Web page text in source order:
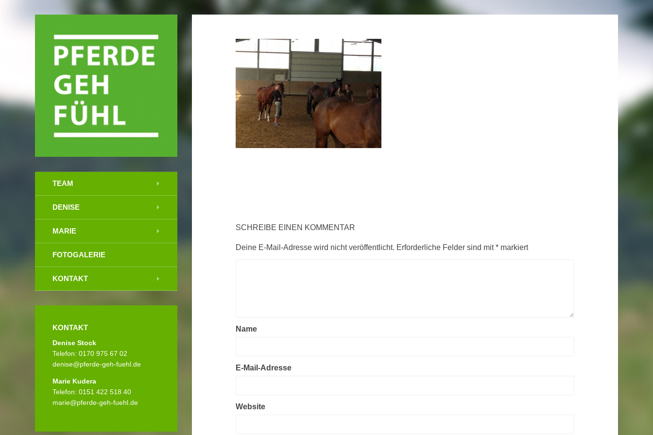
TEAM
DENISE
MARIE
FOTOGALERIE
KONTAKT
KONTAKT
Denise Stock
Telefon: 0170 975 67 02
denise@pferde-geh-fuehl.de
Marie Kudera
Telefon: 0151 422 518 40
marie@pferde-geh-fuehl.de
SCHREIBE EINEN KOMMENTAR
Deine E-Mail-Adresse wird nicht veröffentlicht. Erforderliche Felder sind mit*markiert
Name
E-Mail-Adresse
Website